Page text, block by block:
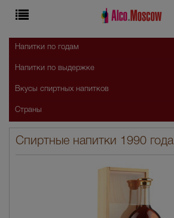
Спиртные напитки 1990 года
Напитки по годам
Напитки по выдержке
Вкусы спиртных напитков
Страны